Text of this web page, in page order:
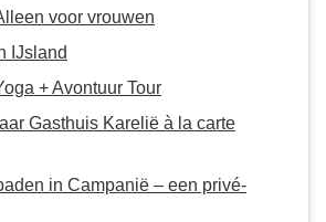
voor vrouwen
IJsland
+ Avontuur Tour
Gasthuis Karelië à la carte
in Campanië – een privé-